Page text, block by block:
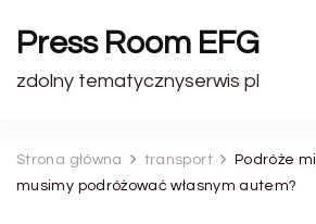
Press Room EFG
zdolny tematycznyserwis pl
Strona główna transport
Podróże
musimy podróżować własnym autem?